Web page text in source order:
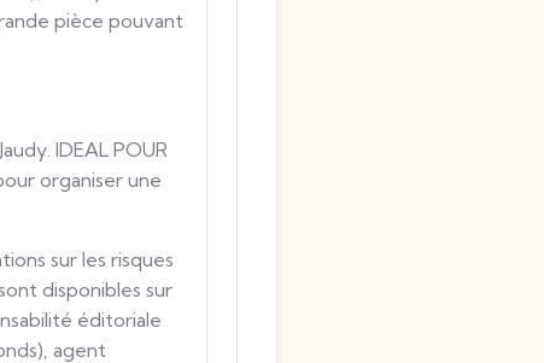
pièce pouvant
IDEAL POUR
organiser une
sur les risques
disponibles sur
éditoriale
agent